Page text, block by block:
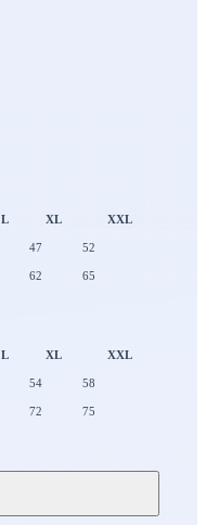
L XL XXL
47 52
62 65
L XL XXL
54 58
72 75